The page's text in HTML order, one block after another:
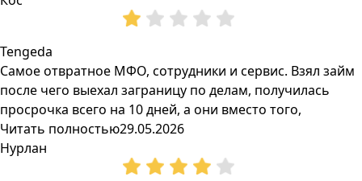
Tengeda
Самое отвратное МФО, сотрудники и сервис. Взял займ
после чего выехал заграницу по делам, получилась
просрочка всего на 10 дней, а они вместо того,
Читать полностью29.05.2026
Нурлан